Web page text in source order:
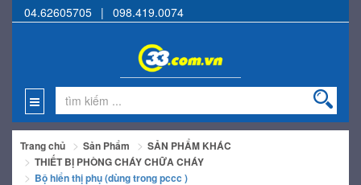
04.62605705 | 098.419.0074
Trang chủ Sản Phẩm
SẢN PHẨM KHÁC
THIẾT BỊ PHÒNG CHÁY CHỮA CHÁY
Bộ hiển thị phụ (dùng trong pccc )